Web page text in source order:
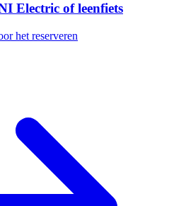
Electric of leenfiets
het reserveren